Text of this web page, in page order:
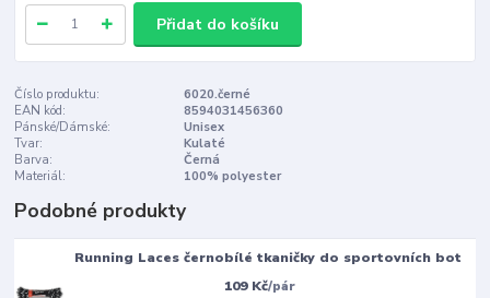
Přidat do košíku
Číslo produktu:
6020.černé
EAN kód:
8594031456360
Pánské/Dámské:
Unisex
Tvar:
Kulaté
Barva:
Černá
Materiál:
100% polyester
Podobné produkty
Running Laces černobílé tkaničky do sportovních bot
109 Kč/pár